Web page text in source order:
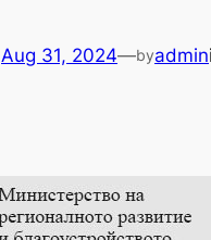
Aug 31, 2024—byadmin